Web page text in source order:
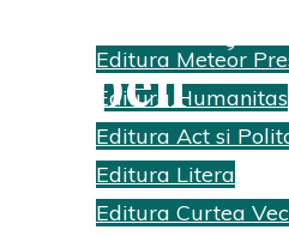
Editura Meteor
Editura Humanitas
Editura Act si
Editura Litera
Editura Curtea
Kerpen
Recenzii cărti
Arta relațiilor |
Dave Kerpen